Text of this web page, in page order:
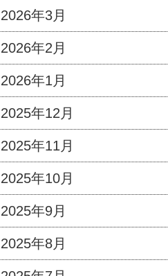
2026年3月
2026年2月
2026年1月
2025年12月
2025年11月
2025年10月
2025年9月
2025年8月